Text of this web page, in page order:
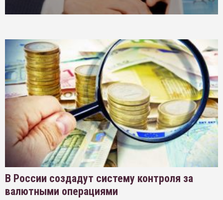
В России создадут систему контроля за
валютными операциями